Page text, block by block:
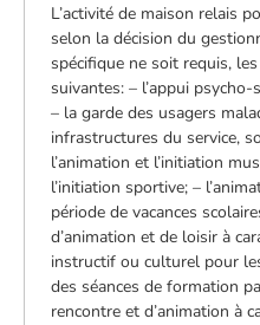
L’activité de maison relais
selon la décision du
spécifique ne soit requis,
suivantes: – l’appui
– la garde des usagers
infrastructures du service,
l’animation et l’initiation
l’initiation sportive; –
période de vacances
d’animation et de loisir à
instructif ou culturel pour
des séances de formation
rencontre et d’animation à